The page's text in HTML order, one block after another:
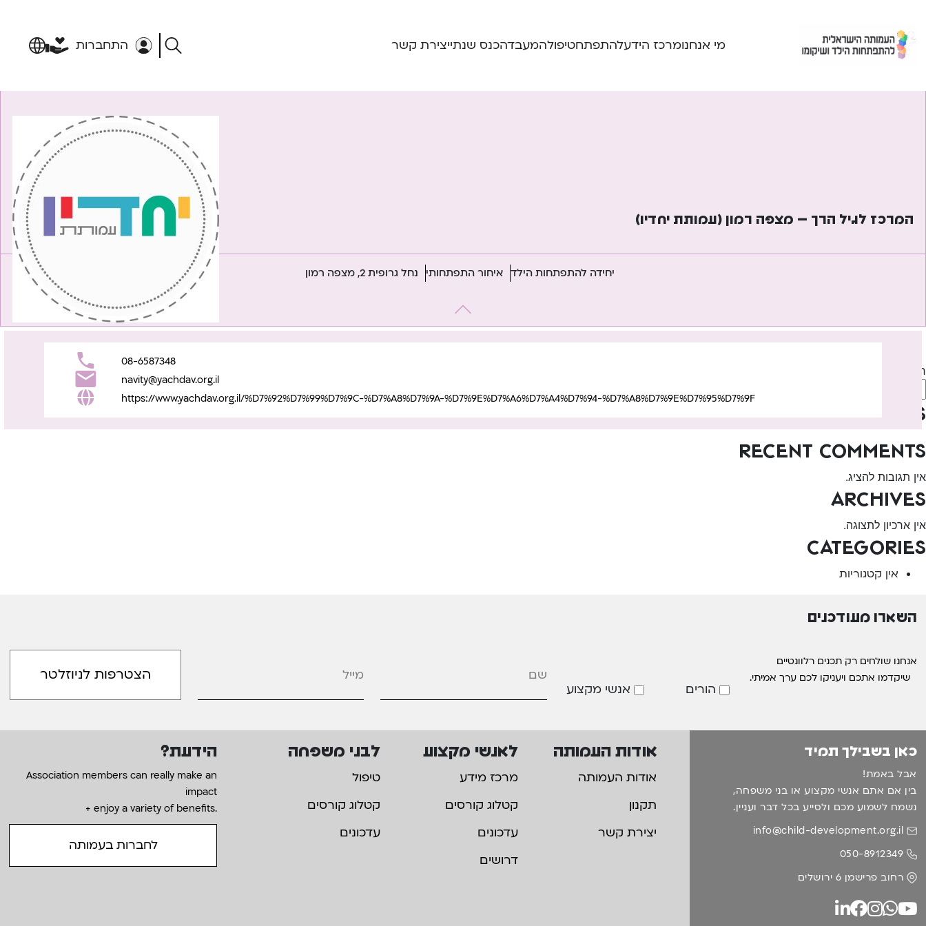
content
מי אנחנומרכז הידעלהתפתחטיפולהמעבדהכנס שנתייצירת קשר התחברות
המרכז לגיל הרך – מצפה רמון (עמותת יחדיו)
08-6587348
navity@yachdav.org.il
https://www.yachdav.org.il/%D7%92%D7%99%D7%9C-%D7%A8%D7%9A-%D7%9E%D7%A6%D7%A4%D7%94-%D7%A8%D7%9E%D7%95%D7%9F
יחידה להתפתחות הילד איחור התפתחותי נחל גרופית 2, מצפה רמון
חיפוש
Recent Posts
Recent Comments
אין תגובות להציג.
Archives
אין ארכיון לתצוגה.
Categories
אין קטגוריות
השארו מעודכנים
אנחנו שולחים רק תכנים רלוונטיים
שיקדמו אתכם ויעניקו לכם ערך אמיתי.
הורים אנשי מקצוע
כאן בשבילך תמיד
אבל באמת!
בין אם אתם אנשי מקצוע או בני משפחה,
נשמח לשמוע מכם ולסייע בכל דבר ועניין.
info@child-development.org.il
050-8912349
רחוב פרישמן 6 ירושלים
אודות העמותה
אודות העמותה
תקנון
יצירת קשר
לאנשי מקצוע
מרכז מידע
קטלוג קורסים
עדכונים
דרושים
לבני משפחה
טיפול
קטלוג קורסים
עדכונים
הידעת?
Association members can really make an
impact
+ enjoy a variety of benefits.
לחברות בעמותה